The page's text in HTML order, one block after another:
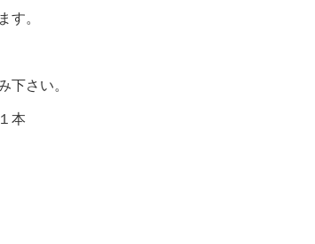
す。
さい。
本